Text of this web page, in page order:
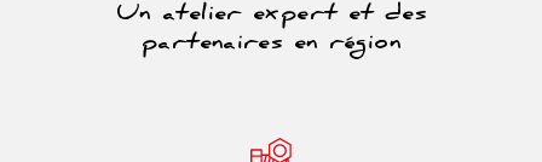
Un atelier expert et des
partenaires en région